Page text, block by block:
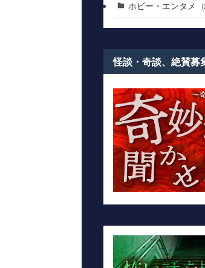
ホビー・エンタメ
怪談・奇談、絶賛募